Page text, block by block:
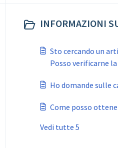
INFORMAZIONI
Sto cercando un
Posso verificarne
Ho domande sulle
Come posso
Vedi tutte 5